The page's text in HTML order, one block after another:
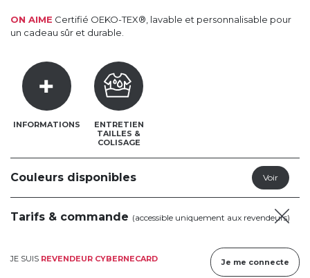
ON AIME Certifié OEKO-TEX®, lavable et personnalisable pour
un cadeau sûr et durable.
INFORMATIONS
ENTRETIEN
TAILLES &
COLISAGE
Couleurs disponibles
Tarifs & commande (accessible uniquement aux revendeurs)
JE SUIS REVENDEUR CYBERNECARD Je me connecte